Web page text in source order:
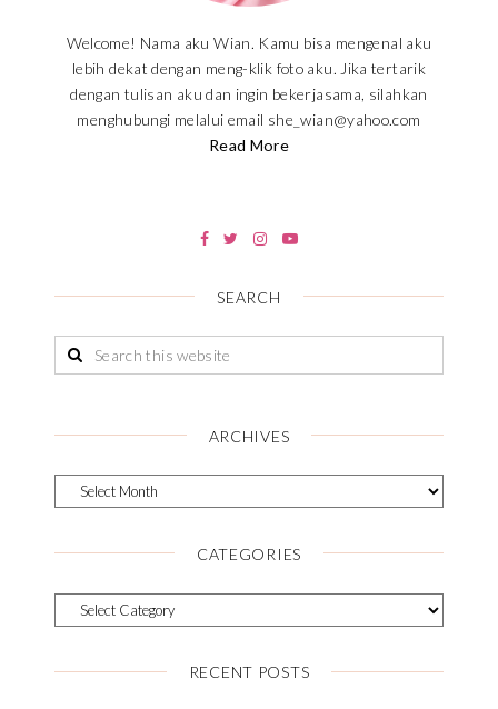
Welcome! Nama aku Wian. Kamu bisa mengenal aku
lebih dekat dengan meng-klik foto aku. Jika tertarik
dengan tulisan aku dan ingin bekerjasama, silahkan
menghubungi melalui email she_wian@yahoo.com
Read More
SEARCH
ARCHIVES
CATEGORIES
RECENT POSTS